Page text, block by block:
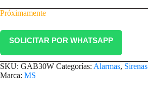
Próximamente
SOLICITAR POR WHATSAPP
SKU: GAB30W Categorías: Alarmas, Sirenas
Marca: MS